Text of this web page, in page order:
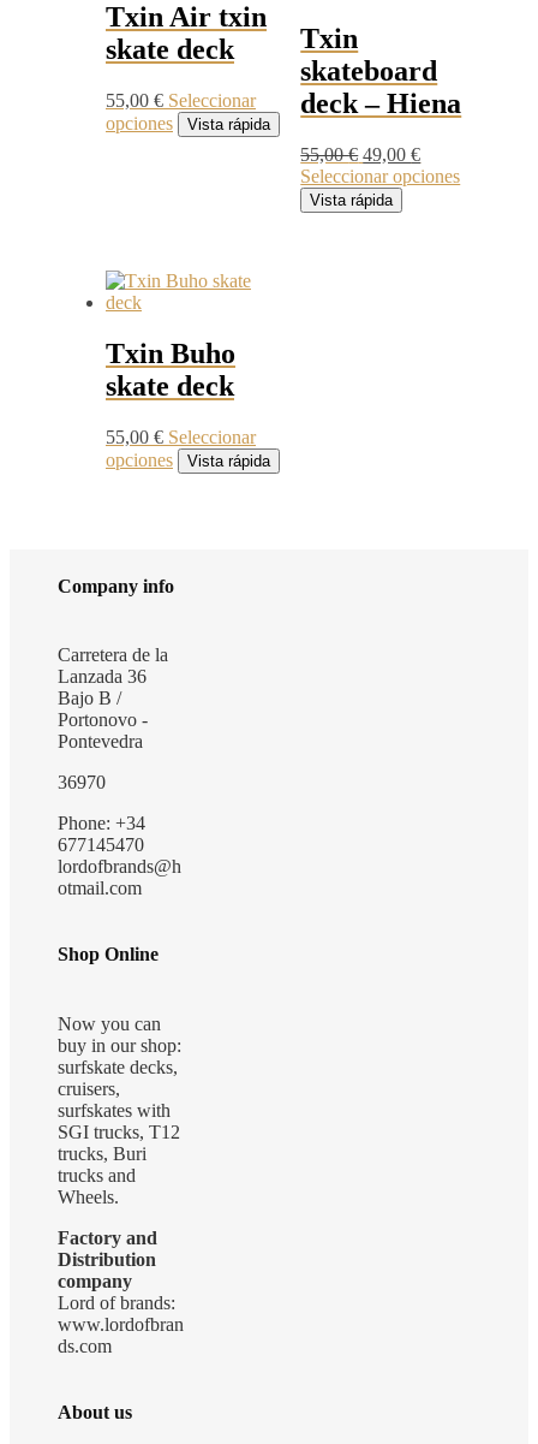
Txin Air txin
skate deck
55,00 € Seleccionar
opciones Este
producto
se
pueden
la
página
de
Vista rápida
Txin
skateboard
deck – Hiena
55,00€ El
precio
original
era:
49,00€El
precio
Seleccionar opcionesEste
Vista rápida
Txin Buho
skate deck
55,00 € Seleccionar
opciones Este
producto
Vista rápida
Company info
Carretera de la
Lanzada 36
Bajo B /
Portonovo -
Pontevedra
36970
Phone: +34
677145470
lordofbrands@h
otmail.com
Shop Online
Now you can
buy in our shop:
surfskate decks,
cruisers,
surfskates with
SGI trucks, T12
trucks, Buri
trucks and
Wheels.
Factory and
Distribution
company
Lord of brands:
www.lordofbran
ds.com
About us